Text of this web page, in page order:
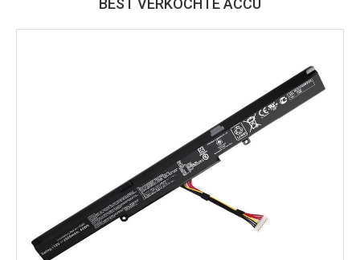
BEST VERKOCHTE ACCU